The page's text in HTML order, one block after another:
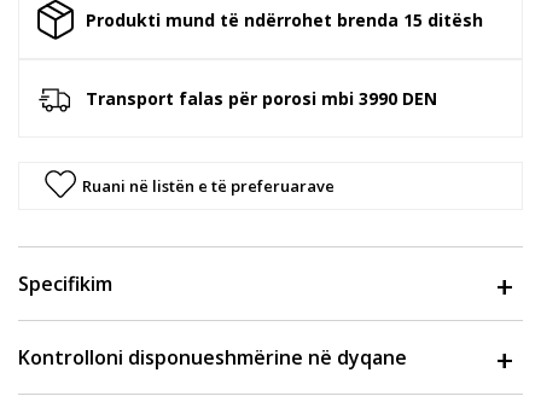
Produkti mund të ndërrohet brenda 15 ditësh
Transport falas për porosi mbi 3990 DEN
Ruani në listën e të preferuarave
Specifikim
Kontrolloni disponueshmërine në dyqane